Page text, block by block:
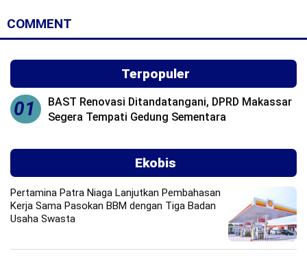
COMMENT
Terpopuler
01
BAST Renovasi Ditandatangani, DPRD Makassar
Segera Tempati Gedung Sementara
Ekobis
Pertamina Patra Niaga Lanjutkan Pembahasan
Kerja Sama Pasokan BBM dengan Tiga Badan
Usaha Swasta